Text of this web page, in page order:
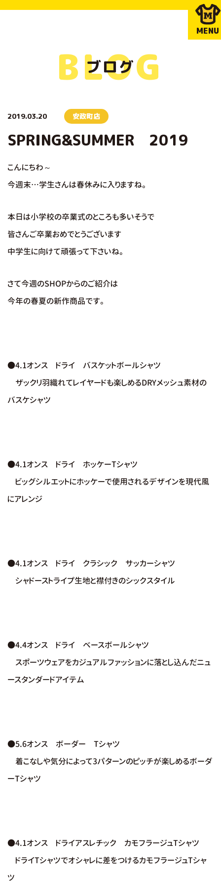
MENU
ブログ
BLOG
2019.03.20 安政町店
SPRING&SUMMER 2019
こんにちわ～
今週末…学生さんは春休みに入りますね。
本日は小学校の卒業式のところも多いそうで
皆さんご卒業おめでとうございます
中学生に向けて頑張って下さいね。
さて今週のSHOPからのご紹介は
今年の春夏の新作商品です。
●4.1オンス ドライ バスケットボールシャツ
ザックリ羽織れてレイヤードも楽しめるDRYメッシュ素材の
バスケシャツ
●4.1オンス ドライ ホッケーTシャツ
ビッグシルエットにホッケーで使用されるデザインを現代風
にアレンジ
●4.1オンス ドライ クラシック サッカーシャツ
シャドーストライプ生地と襟付きのシックスタイル
●4.4オンス ドライ ベースボールシャツ
スポーツウェアをカジュアルファッションに落とし込んだニュ
ースタンダードアイテム
●5.6オンス ボーダー Tシャツ
着こなしや気分によって3パターンのピッチが楽しめるボーダ
ーTシャツ
●4.1オンス ドライアスレチック カモフラージュTシャツ
ドライTシャツでオシャレに差をつけるカモフラージュTシャ
ツ